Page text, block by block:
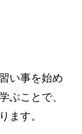
い事を始め
ぶことで、
ます。